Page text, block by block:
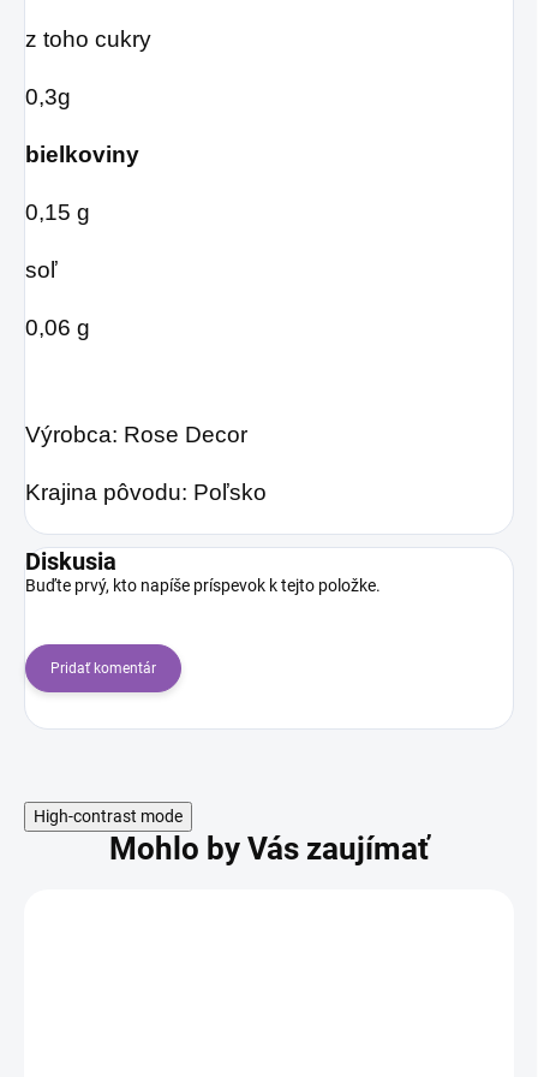
z toho cukry
0,3g
bielkoviny
0,15 g
soľ
0,06 g
Výrobca: Rose Decor
Krajina pôvodu: Poľsko
Diskusia
Buďte prvý, kto napíše príspevok k tejto položke.
Pridať komentár
High-contrast mode
Mohlo by Vás zaujímať